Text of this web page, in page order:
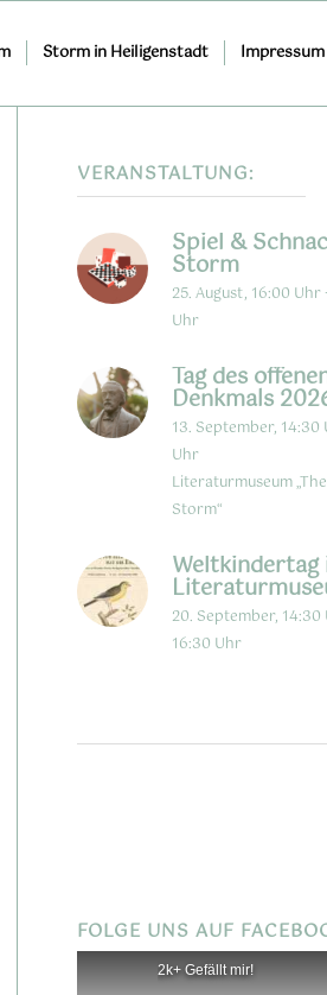
Storm in Heiligenstadt Impressum
VERANSTALTUNG:
Spiel &
Storm
25. August, 16:00 Uhr
Uhr
Tag des
Denkmals
13. September, 14:30
Uhr
Literaturmuseum
Storm“
Weltkindertag
20. September, 14:30
16:30 Uhr
FOLGE UNS AUF
2k+ Gefällt mir!